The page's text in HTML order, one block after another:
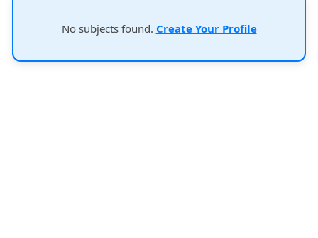
No subjects found. Create Your Profile